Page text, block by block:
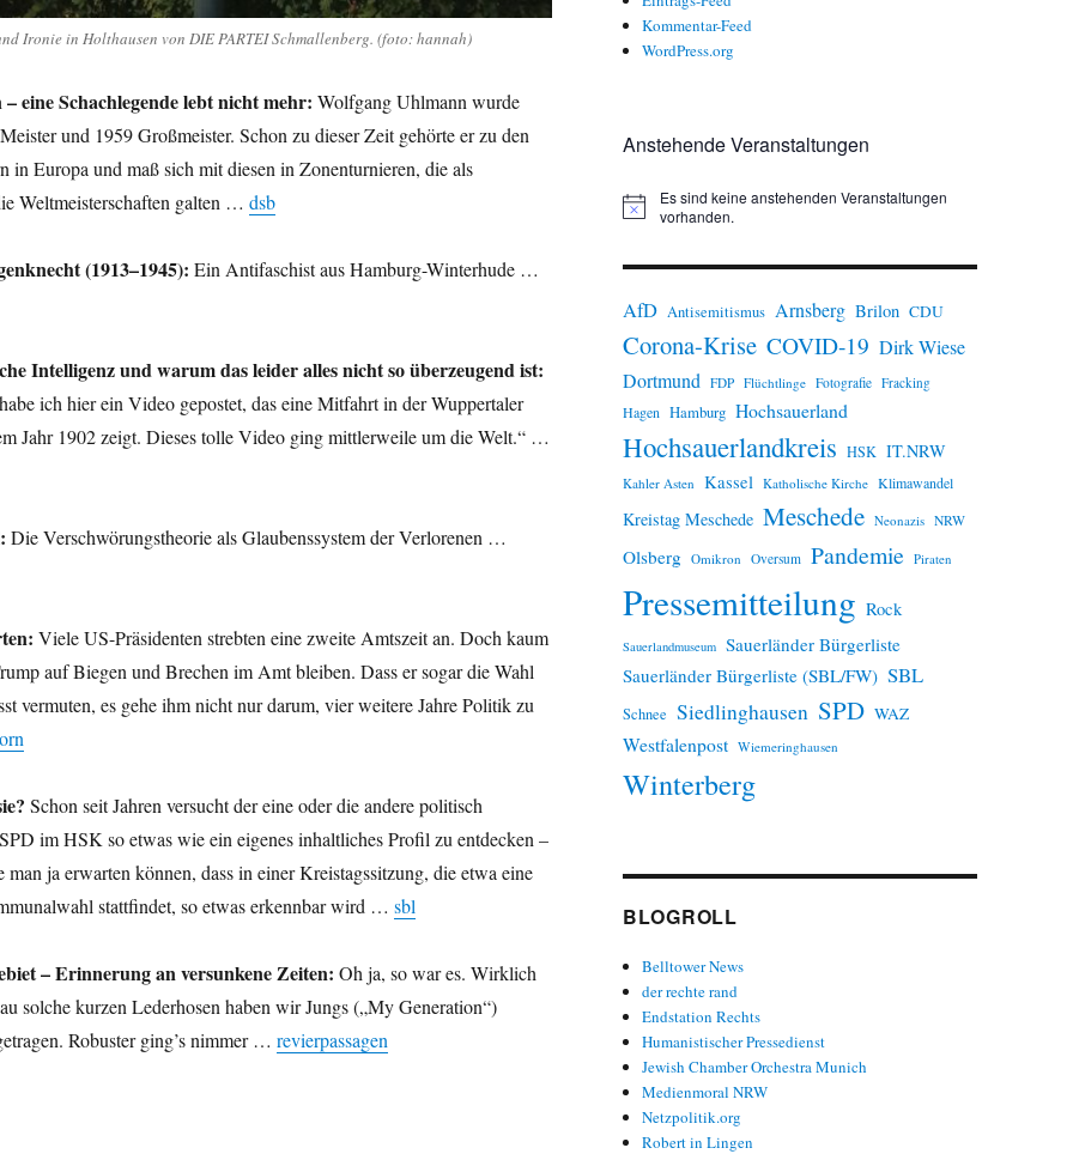
Ironie in Holthausen von DIE PARTEI Schmallenberg. (foto: hannah)
eine Schachlegende lebt nicht mehr: Wolfgang Uhlmann wurde
und 1959 Großmeister. Schon zu dieser Zeit gehörte er zu den
in Europa und maß sich mit diesen in Zonenturnieren, die als
Weltmeisterschaften galten … dsb
(1913–1945): Ein Antifaschist aus Hamburg-Winterhude …
Intelligenz und warum das leider alles nicht so überzeugend ist:
ich hier ein Video gepostet, das eine Mitfahrt in der Wuppertaler
Jahr 1902 zeigt. Dieses tolle Video ging mittlerweile um die Welt.“ …
Die Verschwörungstheorie als Glaubenssystem der Verlorenen …
Viele US-Präsidenten strebten eine zweite Amtszeit an. Doch kaum
auf Biegen und Brechen im Amt bleiben. Dass er sogar die Wahl
vermuten, es gehe ihm nicht nur darum, vier weitere Jahre Politik zu
Schon seit Jahren versucht der eine oder die andere politisch
im HSK so etwas wie ein eigenes inhaltliches Profil zu entdecken –
ja erwarten können, dass in einer Kreistagssitzung, die etwa eine
stattfindet, so etwas erkennbar wird … sbl
– Erinnerung an versunkene Zeiten: Oh ja, so war es. Wirklich
solche kurzen Lederhosen haben wir Jungs („My Generation“)
Robuster ging’s nimmer … revierpassagen
Kommentar-Feed
WordPress.org
Anstehende Veranstaltungen
H
w
Es sind keine anstehenden Veranstaltungen
vorhanden.
AfD Antisemitismus Arnsberg Brilon CDU
Corona-Krise COVID-19 Dirk Wiese
Dortmund FDP Flüchtlinge Fotografie Fracking
Hagen Hamburg Hochsauerland
Hochsauerlandkreis HSK IT.NRW
Kahler Asten Kassel Katholische Kirche Klimawandel
Kreistag Meschede Meschede Neonazis NRW
Olsberg Omikron Oversum Pandemie Piraten
Pressemitteilung Rock
Sauerlandmuseum Sauerländer Bürgerliste
Sauerländer Bürgerliste (SBL/FW) SBL
Schnee Siedlinghausen SPD WAZ
Westfalenpost Wiemeringhausen
Winterberg
BLOGROLL
Belltower News
der rechte rand
Endstation Rechts
Humanistischer Pressedienst
Jewish Chamber Orchestra Munich
Medienmoral NRW
Netzpolitik.org
Robert in Lingen